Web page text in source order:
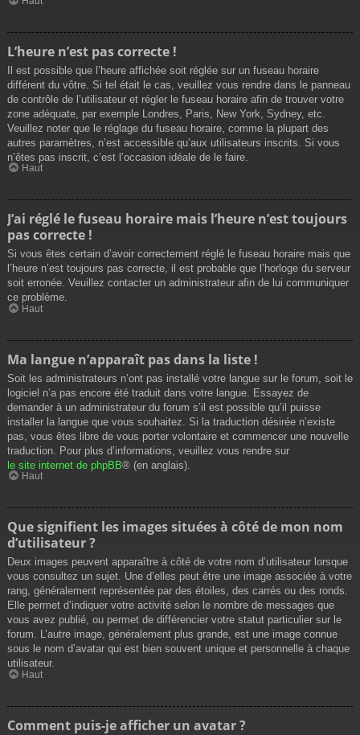
L’heure n’est pas correcte !
Il est possible que l’heure affichée soit réglée sur un fuseau horaire
différent du vôtre. Si tel était le cas, veuillez vous rendre dans le panneau
de contrôle de l’utilisateur et régler le fuseau horaire afin de trouver votre
zone adéquate, par exemple Londres, Paris, New York, Sydney, etc.
Veuillez noter que le réglage du fuseau horaire, comme la plupart des
autres paramètres, n’est accessible qu’aux utilisateurs inscrits. Si vous
n’êtes pas inscrit, c’est l’occasion idéale de le faire.
Haut
J’ai réglé le fuseau horaire mais l’heure n’est toujours
pas correcte !
Si vous êtes certain d’avoir correctement réglé le fuseau horaire mais que
l’heure n’est toujours pas correcte, il est probable que l’horloge du serveur
soit erronée. Veuillez contacter un administrateur afin de lui communiquer
ce problème.
Haut
Ma langue n’apparaît pas dans la liste !
Soit les administrateurs n’ont pas installé votre langue sur le forum, soit le
logiciel n’a pas encore été traduit dans votre langue. Essayez de
demander à un administrateur du forum s’il est possible qu’il puisse
installer la langue que vous souhaitez. Si la traduction désirée n’existe
pas, vous êtes libre de vous porter volontaire et commencer une nouvelle
traduction. Pour plus d’informations, veuillez vous rendre sur
le site internet de phpBB® (en anglais).
Haut
Que signifient les images situées à côté de mon nom
d’utilisateur ?
Deux images peuvent apparaître à côté de votre nom d’utilisateur lorsque
vous consultez un sujet. Une d’elles peut être une image associée à votre
rang, généralement représentée par des étoiles, des carrés ou des ronds.
Elle permet d’indiquer votre activité selon le nombre de messages que
vous avez publié, ou permet de différencier votre statut particulier sur le
forum. L’autre image, généralement plus grande, est une image connue
sous le nom d’avatar qui est bien souvent unique et personnelle à chaque
utilisateur.
Haut
Comment puis-je afficher un avatar ?